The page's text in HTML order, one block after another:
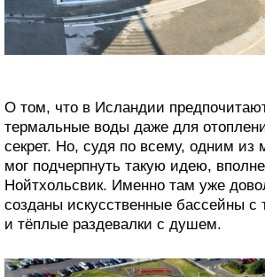
О том, что в Исландии
термальные воды даже для
секрет. Но, судя по всему, одним из
мог подчерпнуть такую идею,
Нойтхольсвик. Именно там уже
созданы искусственные бассейны с
и тёплые раздевалки с душем.